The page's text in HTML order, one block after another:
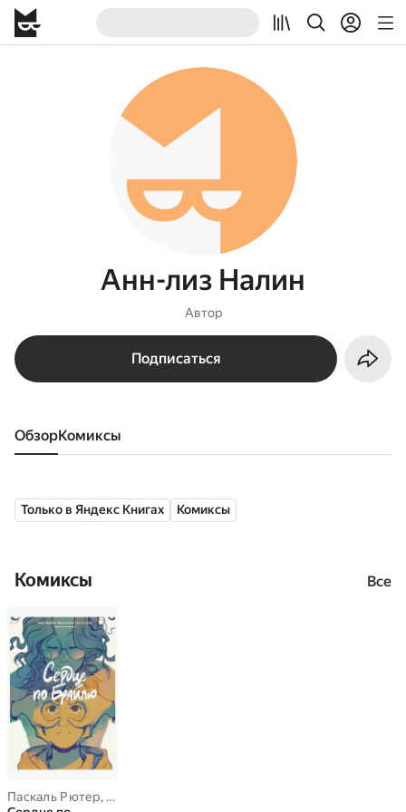
Анн-лиз Налин
Автор
Подписаться
Обзор комиксы
Только в Яндекс Книгах Комиксы
Комиксы Все
Паскаль Рютер, Жорис Шамблен